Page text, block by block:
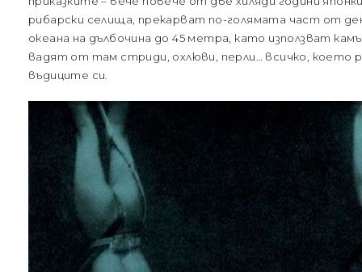
рибарски селища, прекарват по-голямата част от
океана на дълбочина до 45 метра, като използват
вадят от там стриди, охлюви, перли… всичко, което
въдиците си.